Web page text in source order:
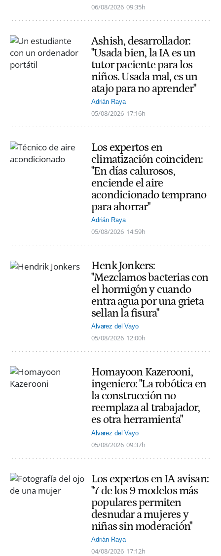
06/08/2026 09:35h
Ashish, desarrollador:
"Usada bien, la IA es un
tutor paciente para los
niños. Usada mal, es un
atajo para no aprender"
Adrián Raya
05/08/2026 17:16h
Los expertos en
climatización coinciden:
"En días calurosos,
enciende el aire
acondicionado temprano
para ahorrar"
Adrián Raya
05/08/2026 14:59h
Henk Jonkers:
"Mezclamos bacterias con
el hormigón y cuando
entra agua por una grieta
sellan la fisura"
Alvarez del Vayo
05/08/2026 12:00h
Homayoon Kazerooni,
ingeniero: "La robótica en
la construcción no
reemplaza al trabajador,
es otra herramienta"
Alvarez del Vayo
05/08/2026 09:37h
Los expertos en IA avisan:
"7 de los 9 modelos más
populares permiten
desnudar a mujeres y
niñas sin moderación"
Adrián Raya
04/08/2026 17:12h